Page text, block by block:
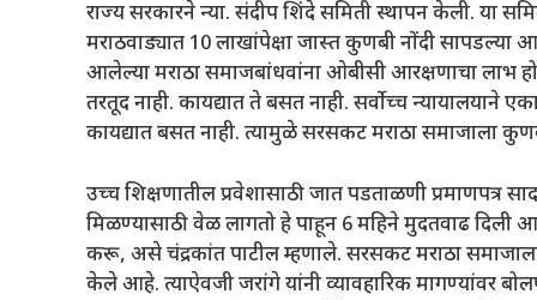
राज्य सरकारने न्या. संदीप शिंदे समिती स्थापन केली. या
मराठवाड्यात 10 लाखांपेक्षा जास्त कुणबी नोंदी
आलेल्या मराठा समाजबांधवांना ओबीसी आरक्षणाचा लाभ
तरतूद नाही. कायद्यात ते बसत नाही. सर्वोच्च
कायद्यात बसत नाही. त्यामुळे सरसकट मराठा समाजाला
उच्च शिक्षणातील प्रवेशासाठी जात पडताळणी प्रमाणपत्र
मिळण्यासाठी वेळ लागतो हे पाहून 6 महिने मुदतवाढ दिली
करू, असे चंद्रकांत पाटील म्हणाले. सरसकट मराठा
केले आहे. त्याऐवजी जरांगे यांनी व्यावहारिक मागण्यांवर